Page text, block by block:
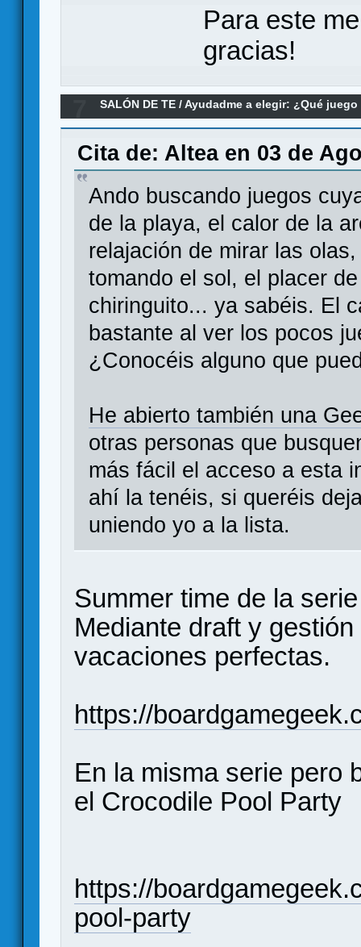
Para este
gracias!
SALÓN DE TE /Ayudadme a elegir: ¿Qué
Cita de: Altea en 03 de
Ando buscando juegos
de la playa, el calor de la
relajación de mirar las
tomando el sol, el placer
chiringuito... ya sabéis. El
bastante al ver los pocos
¿Conocéis alguno que
He abierto también una
otras personas que
más fácil el acceso a esta
ahí la tenéis, si queréis
uniendo yo a la lista.
Summer time de la
Mediante draft y
vacaciones perfectas.
https://
En la misma serie pero
el Crocodile Pool Party
https://
pool-party